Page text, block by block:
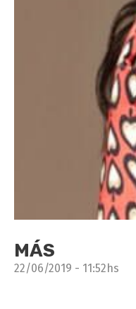
MÁS
22/06/2019 - 11:52hs